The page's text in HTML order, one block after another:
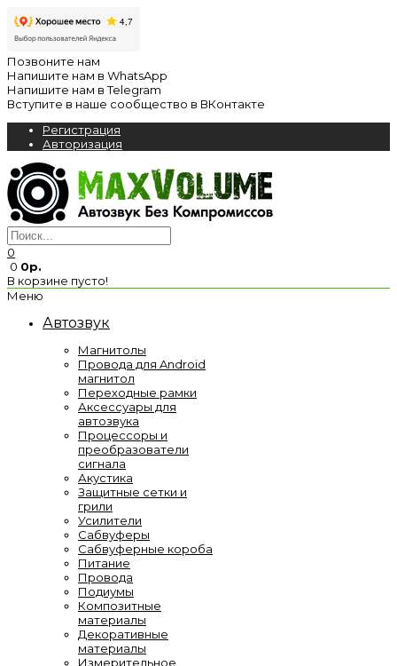
Позвоните нам
Напишите нам в WhatsApp
Напишите нам в Telegram
Вступите в наше сообщество в ВКонтакте
Регистрация
Авторизация
0
0 0р.
В корзине пусто!
Меню
Автозвук
Магнитолы
Провода для Android
магнитол
Переходные рамки
Аксессуары для
автозвука
Процессоры и
преобразователи
сигнала
Акустика
Защитные сетки и
грили
Усилители
Сабвуферы
Сабвуферные короба
Питание
Провода
Подиумы
Композитные
материалы
Декоративные
материалы
Измерительное